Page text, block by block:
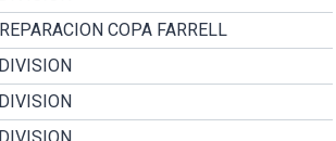
COPA FARRELL